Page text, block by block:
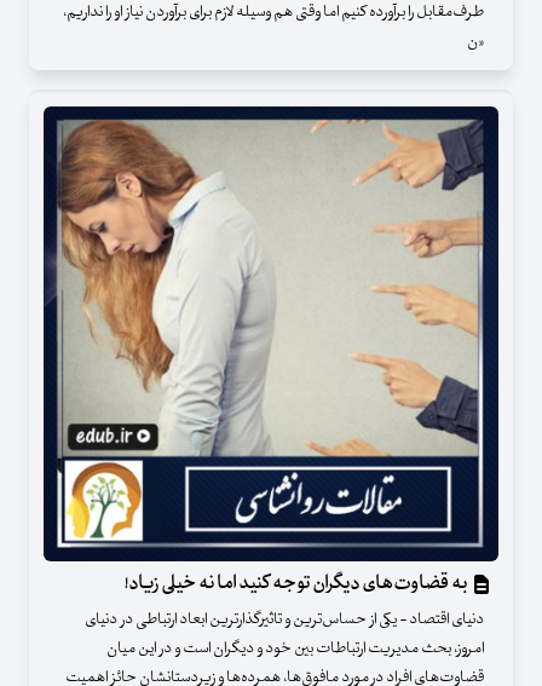
طرف‌مقابل را برآورده کنیم اما وقتی هم وسیله لازم برای برآوردن نیاز او را نداریم،
«ن
به قضاوت‌های دیگران توجه کنید اما نه خیلی زیاد!
دنیای اقتصاد - یکی از حساس‌ترین و تاثیرگذارترین ابعاد ارتباطی در دنیای
امروز، بحث مدیریت ارتباطات بین خود و دیگران است و در این میان
قضاوت‌های افراد در مورد مافوق‌ها، همرده‌ها و زیردستانشان حائز اهمیت